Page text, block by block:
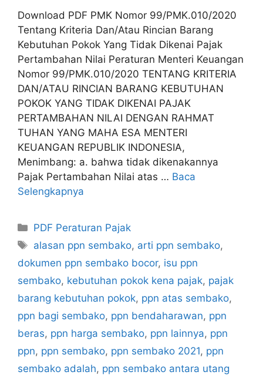
Download PDF PMK Nomor 99/PMK.010/2020
Tentang Kriteria Dan/Atau Rincian Barang
Kebutuhan Pokok Yang Tidak Dikenai Pajak
Pertambahan Nilai Peraturan Menteri Keuangan
Nomor 99/PMK.010/2020 TENTANG KRITERIA
DAN/ATAU RINCIAN BARANG KEBUTUHAN
POKOK YANG TIDAK DIKENAI PAJAK
PERTAMBAHAN NILAI DENGAN RAHMAT
TUHAN YANG MAHA ESA MENTERI
KEUANGAN REPUBLIK INDONESIA,
Menimbang: a. bahwa tidak dikenakannya
Pajak Pertambahan Nilai atas … Baca
Selengkapnya
Kategori
PDF Peraturan Pajak
Tag
alasan ppn sembako, arti ppn sembako,
dokumen ppn sembako bocor, isu ppn
sembako, kebutuhan pokok kena pajak, pajak
barang kebutuhan pokok, ppn atas sembako,
ppn bagi sembako, ppn bendaharawan, ppn
beras, ppn harga sembako, ppn lainnya, ppn
ppn, ppn sembako, ppn sembako 2021, ppn
sembako adalah, ppn sembako antara utang